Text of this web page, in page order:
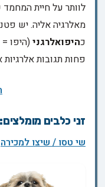
לוותר על חיית
מאלרגיה אליה. יש
כהיפואלרגני(היפו
פחות תגובות
זני כלבים מומלצים:
שי טסו / שיצו למכירה